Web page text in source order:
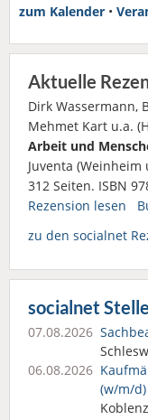
zum Kalender •
Aktuelle
Dirk Wassermann,
Mehmet Kart u.a.
Arbeit und
Juventa (Weinheim
312 Seiten. ISBN
Rezension lesen
zu den socialnet
socialnet
07.08.2026
06.08.2026
(w/m/d)